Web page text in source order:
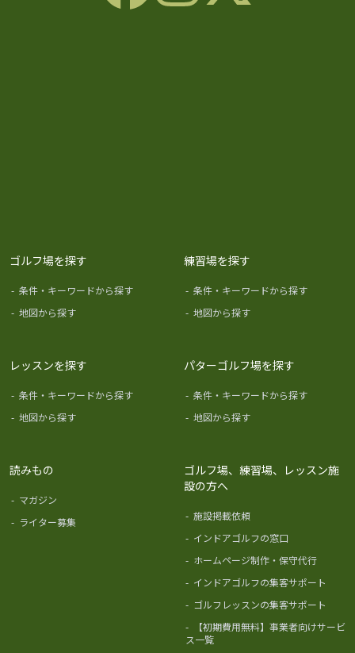
ゴルフ場を探す
- 条件・キーワードから探す
- 地図から探す
練習場を探す
- 条件・キーワードから探す
- 地図から探す
レッスンを探す
- 条件・キーワードから探す
- 地図から探す
パターゴルフ場を探す
- 条件・キーワードから探す
- 地図から探す
読みもの
- マガジン
- ライター募集
ゴルフ場、練習場、レッスン施
設の方へ
- 施設掲載依頼
- インドアゴルフの窓口
- ホームページ制作・保守代行
- インドアゴルフの集客サポート
- ゴルフレッスンの集客サポート
-
【初期費用無料】事業者向けサービ
ス一覧